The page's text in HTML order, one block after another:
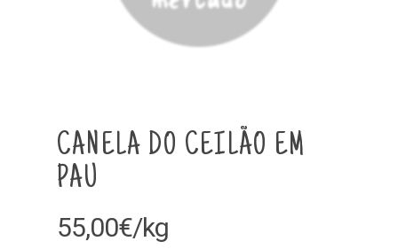
CANELA DO CEILÃO EM
PAU
55,00€/kg